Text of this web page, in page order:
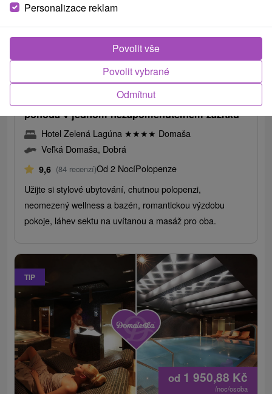
od2 763,75Kč
Romantický pobyt na Domaši: Láska, relax a
pohoda v jednom nezapomenutelném zážitku
Hotel Zelená Lagúna ★★★★ Domaša
Veľká Domaša, Dobrá
9,6 (84 recenzí)Od 2 NocíPolopenze
Užijte si stylové ubytování, chutnou polopenzi,
neomezený wellness a bazén, romantickou výzdobu
pokoje, láhev sektu na uvítanou a masáž pro oba.
TIP
od 1 950,88 Kč
/noc/osoba
Personalizace reklam
Odmítnut
Povolit vybrané
Povolit vše